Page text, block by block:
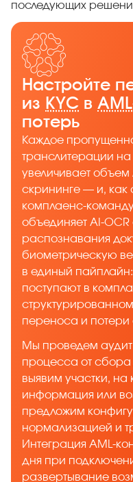
последующих
Настройте
из KYC в AML
потерь
Каждое
транслитерации
увеличивает
скрининге — и, как
комплаенс-
объединяет AI-OCR
распознавания
биометрическую
в единый
поступают в
переноса и потери
Мы проведем аудит
процесса от сбора
выявим участки, на
информация или
предложим
нормализацией и
Интеграция AML-
дня при
развертывание